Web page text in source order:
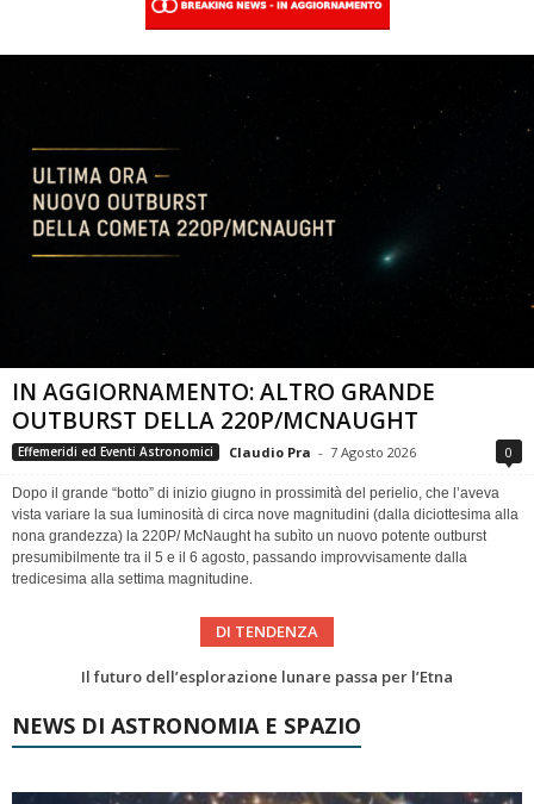
IN AGGIORNAMENTO: ALTRO GRANDE
OUTBURST DELLA 220P/MCNAUGHT
Effemeridi ed Eventi Astronomici Claudio Pra - 7 Agosto 2026 0
Dopo il grande “botto” di inizio giugno in prossimità del perielio, che l’aveva
vista variare la sua luminosità di circa nove magnitudini (dalla diciottesima alla
nona grandezza) la 220P/ McNaught ha subìto un nuovo potente outburst
presumibilmente tra il 5 e il 6 agosto, passando improvvisamente dalla
tredicesima alla settima magnitudine.
DI TENDENZA
NEWS DI ASTRONOMIA E SPAZIO